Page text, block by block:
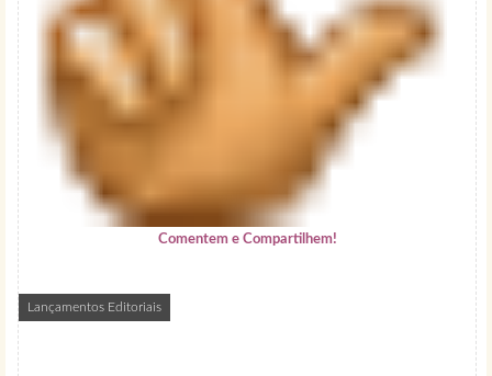
Lançamentos Editoriais
Comentem e Compartilhem!